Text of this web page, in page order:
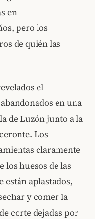
en
pero los
de quién las
el
en una
de Luzón junto a la
Los
claramente
los huesos de las
están aplastados,
y comer la
corte dejadas por